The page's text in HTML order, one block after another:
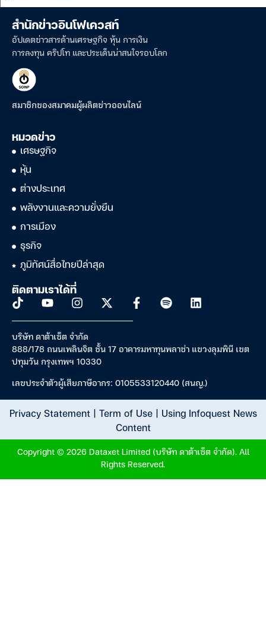
สำนักข่าวอินโฟเควสท์
อัปเดตข่าวสารด้านเศรษฐกิจ หุ้น การเงิน
การลงทุน คริปโท และประเด็นน่าสนใจรอบโลก
สมาชิกของสมาคมผู้ผลิตข่าวออนไลน์
หมวดข่าว
เศรษฐกิจ
หุ้น
ต่างประเทศ
พลังงานและความยั่งยืน
การเมือง
ธุรกิจ
ภูมิทัศน์สื่อไทยปีล่าสุด
ติดตามเราได้ที่
บริษัท ดาต้าเซ็ต จำกัด
888/178 ถนนเพลินจิต ชั้น 17 อาคารมหาทุนพลาซ่า แขวงลุมพินี เขต
ปทุมวัน กรุงเทพฯ 10330
เลขประจำตัวผู้เสียภาษีอากร: 0105533120440 (สนญ.)
Privacy Statement| Term of Use| Using Infoquest News
Content
Copyright © 2026 Dataxet Limited (บริษัท ดาต้าเซ็ต จำกัด). All
Rights Reserved.